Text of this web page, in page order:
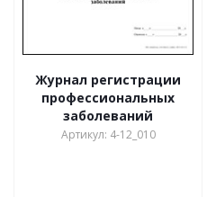
Журнал регистрации
профессиональных
заболеваний
Артикул: 4-12_010